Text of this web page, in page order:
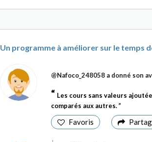
Un programme à améliorer sur le temps
@Nafoco_248058 a donné son
Les cours sans valeurs
comparés aux autres.
Favoris